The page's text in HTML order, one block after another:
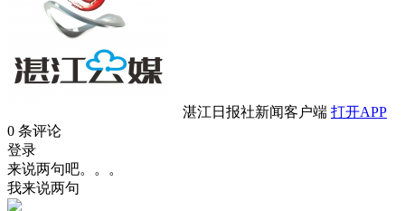
湛江日报社新闻客户端 打开APP
0 条评论
登录
来说两句吧。。。
我来说两句